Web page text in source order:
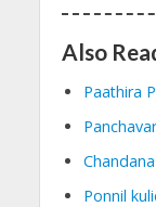
Also
Paathira
Ponnil